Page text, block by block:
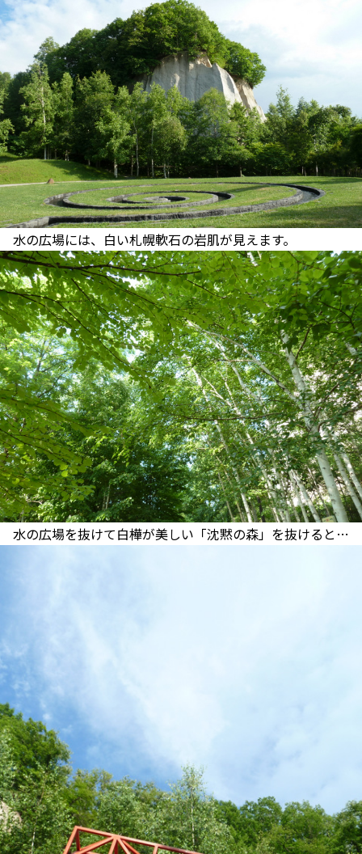
水の広場には、白い札幌軟石の岩肌が見えます。
水の広場を抜けて白樺が美しい「沈黙の森」を抜けると…